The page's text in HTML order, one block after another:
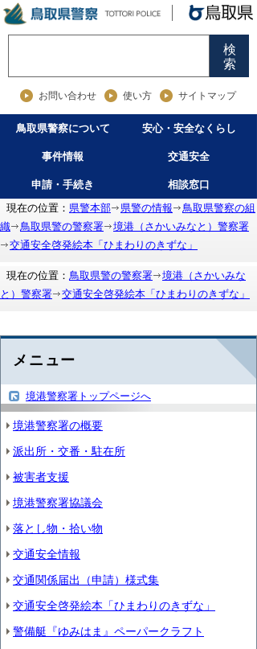
検
索
お問い合わせ 使い方 サイトマップ
鳥取県警察について 安心・安全なくらし
事件情報 交通安全
申請・手続き
相談窓口
現在の位置： 県警本部 県警の情報
鳥取県警察の組
織
鳥取県警の警察署
境港（さかいみなと）警察署
交通安全啓発絵本「ひまわりのきずな」
現在の位置： 鳥取県警の警察署
境港（さかいみな
と）警察署
交通安全啓発絵本「ひまわりのきずな」
メニュー
境港警察署トップページへ
境港警察署の概要
派出所・交番・駐在所
被害者支援
境港警察署協議会
落とし物・拾い物
交通安全情報
交通関係届出（申請）様式集
交通安全啓発絵本「ひまわりのきずな」
警備艇『ゆみはま』ペーパークラフト